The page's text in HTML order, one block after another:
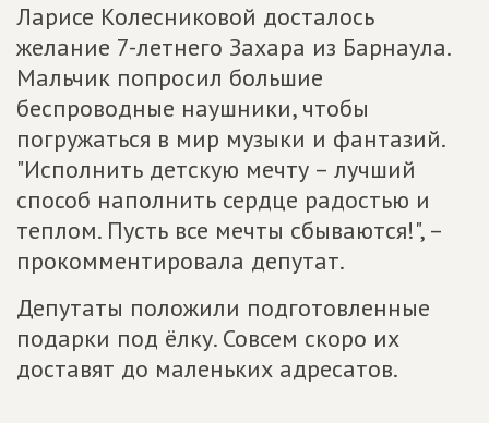
Ларисе Колесниковой досталось
желание 7-летнего Захара из Барнаула.
Мальчик попросил большие
беспроводные наушники, чтобы
погружаться в мир музыки и фантазий.
"Исполнить детскую мечту – лучший
способ наполнить сердце радостью и
теплом. Пусть все мечты сбываются!", –
прокомментировала депутат.
Депутаты положили подготовленные
подарки под ёлку. Совсем скоро их
доставят до маленьких адресатов.